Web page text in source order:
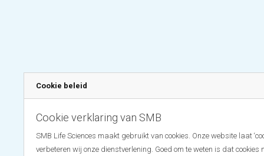
Cookie beleid
Cookie verklaring van SMB
SMB Life Sciences maakt gebruikt van cookies. Onze website laat
verbeteren wij onze dienstverlening. Goed om te weten is dat